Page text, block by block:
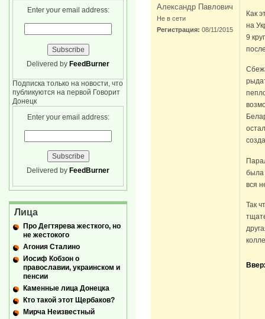
Александр Павлович
Не в сети
Регистрация: 08/11/2015
Как
на
9
была
вся
Так
Enter your email address:
Delivered by FeedBurner
Подписка только на новости, что
публикуются на первой Говорит
Донецк
Enter your email address:
Delivered by FeedBurner
Лица
Про Дегтярева жесткого, но
не жестокого
Агония Сталино
Иосиф Кобзон о
православии, украинском и
пенсии
Каменные лица Донецка
Кто такой этот Щербаков?
Мирча Неизвестный